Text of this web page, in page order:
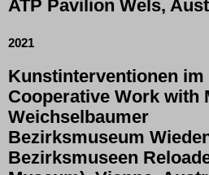
ATP Pavilion Wels,
2021
Kunstinterventionen im
Cooperative Work with
Weichselbaumer
Bezirksmuseum
Bezirksmuseen